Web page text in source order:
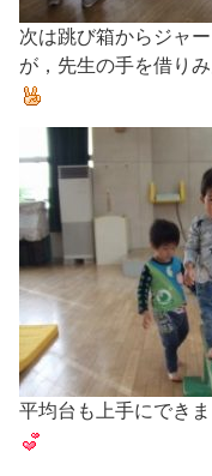
次は跳び箱からジャ
が，先生の手を借り
平均台も上手にでき